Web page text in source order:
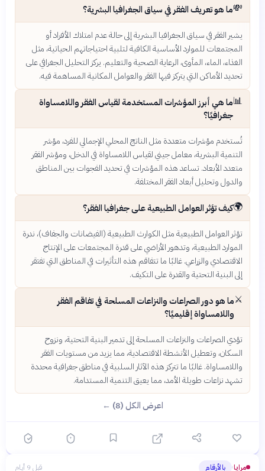
💸ما هو تعريف الفقر في سياق الجغرافيا البشرية؟
يشير الفقر في سياق الجغرافيا البشرية إلى حالة عدم امتلاك الأفراد أو
المجتمعات للموارد الأساسية الكافية لتلبية احتياجاتهم الحياتية، مثل
الغذاء، الماء، المأوى، الرعاية الصحية والتعليم. يركز التحليل الجغرافي على
تحديد الأماكن التي يتركز فيها الفقر والعوامل المكانية المساهمة فيه.
📊ما هي أبرز المؤشرات المستخدمة لقياس الفقر واللامساواة
جغرافيًا؟
تُستخدم مؤشرات متعددة مثل الناتج المحلي الإجمالي للفرد، مؤشر
التنمية البشرية، معامل جيني لقياس اللامساواة في الدخل، ومؤشر الفقر
متعدد الأبعاد. تساعد هذه المؤشرات في تحديد الفجوات بين المناطق
والدول وتحليل أبعاد الفقر المختلفة.
🌍كيف تؤثر العوامل الطبيعية على جغرافيا الفقر؟
تؤثر العوامل الطبيعية مثل الكوارث الطبيعية (الفيضانات والجفاف)، ندرة
الموارد الطبيعية، وتدهور الأراضي على قدرة المجتمعات على الإنتاج
الاقتصادي والزراعي. غالبًا ما تتفاقم هذه التأثيرات في المناطق التي تفتقر
إلى البنية التحتية والقدرة على التكيف.
⚔️ما هو دور الصراعات والنزاعات المسلحة في تفاقم الفقر
واللامساواة إقليميًا؟
تؤدي الصراعات والنزاعات المسلحة إلى تدمير البنية التحتية، ونزوح
السكان، وتعطيل الأنشطة الاقتصادية، مما يزيد من مستويات الفقر
واللامساواة. غالبًا ما تتركز هذه الآثار السلبية في مناطق جغرافية محددة
تشهد نزاعات طويلة الأمد، مما يعيق التنمية المستدامة.
اعرض الكل (8) ←
مرايا› بالأرقام قبل 9 أيام